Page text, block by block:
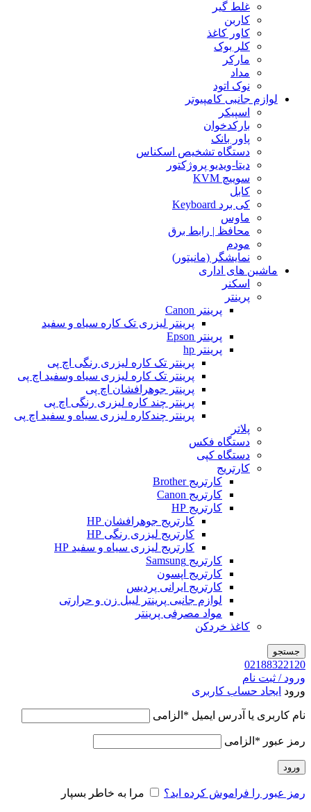
غلط گیر
کاربن
کاور کاغذ
کلر بوک
مارکر
مداد
نوک اتود
لوازم جانبی کامپیوتر
اسپیکر
بارکدخوان
پاور بانک
دستگاه تشخیص اسکناس
دیتا-ویدیو پروژکتور
سوییچ KVM
کابل
کی برد Keyboard
ماوس
محافظ | رابط برق
مودم
نمایشگر (مانیتور)
ماشین های اداری
اسکنر
پرینتر
پرینتر Canon
پرینتر لیزری تک کاره سیاه و سفید
پرینتر Epson
پرینتر hp
پرینتر تک کاره لیزری رنگی اچ پی
پرینتر تک کاره لیزری سیاه وسفید اچ پی
پرینتر جوهرافشان اچ پی
پرینتر چند کاره لیزری رنگی اچ پی
پرینتر چندکاره لیزری سیاه و سفید اچ پی
پلاتر
دستگاه فکس
دستگاه کپی
کارتریج
کارتریج Brother
کارتریج Canon
کارتریج HP
کارتریج جوهرافشان HP
کارتریج لیزری رنگی HP
کارتریج لیزری سیاه و سفید HP
کارتریج Samsung
کارتریج اپسون
کارتریج ایرانی پردیس
لوازم جانبی پرینتر لیبل زن و حرارتی
مواد مصرفی پرینتر
کاغذ خردکن
جستجو
02188322120
ورود / ثبت نام
ورود ایجاد حساب کاربری
نام کاربری یا آدرس ایمیل * الزامی
رمز عبور * الزامی
ورود
رمز عبور را فراموش کرده اید؟ مرا به خاطر بسپار